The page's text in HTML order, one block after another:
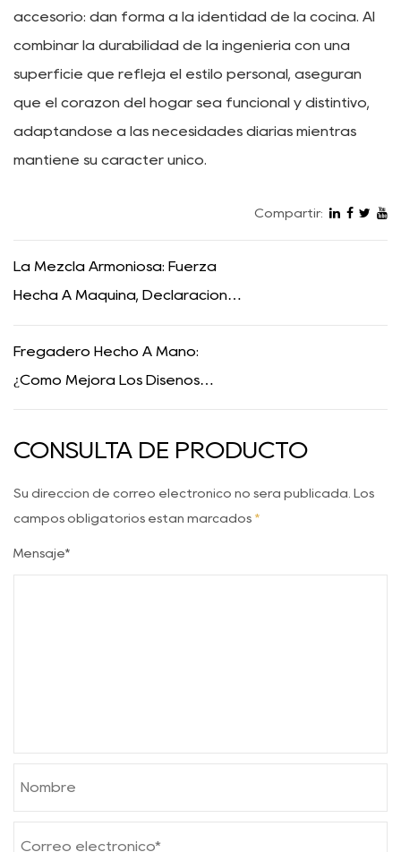
accesorio: dan forma a la identidad de la cocina. Al
combinar la durabilidad de la ingeniería con una
superficie que refleja el estilo personal, aseguran
que el corazón del hogar sea funcional y distintivo,
adaptándose a las necesidades diarias mientras
mantiene su carácter único.
Compartir:
La Mezcla Armoniosa: Fuerza
Hecha A Máquina, Declaración
Silenciosa Nano Negra
Fregadero Hecho A Mano:
¿Cómo Mejora Los Diseños
Modernos De Cocina Mexicana?
CONSULTA DE PRODUCTO
Su dirección de correo electrónico no será publicada. Los
campos obligatorios están marcados *
Mensaje*